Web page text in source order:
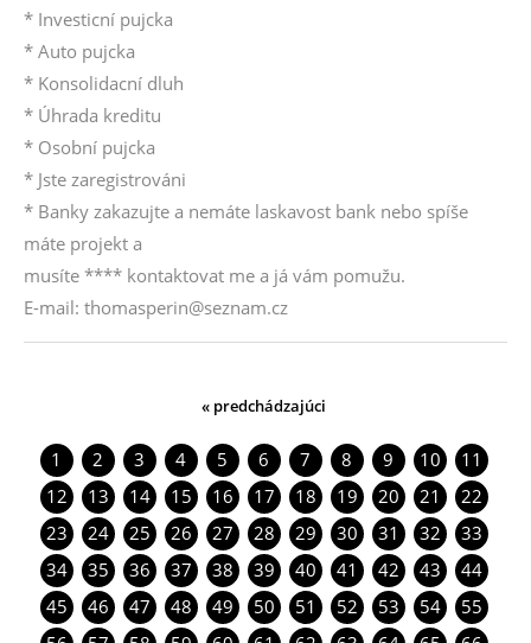
* Investicní pujcka
* Auto pujcka
* Konsolidacní dluh
* Úhrada kreditu
* Osobní pujcka
* Jste zaregistrováni
* Banky zakazujte a nemáte laskavost bank nebo spíše
máte projekt a
musíte **** kontaktovat me a já vám pomužu.
E-mail: thomasperin@seznam.cz
« predchádzajúci
1 2 3 4 5 6 7 8 9 10
11
12
13 14 15 16 17 18 19 20 21
22
23
24 25 26 27 28 29 30 31 32
33
34
35 36 37 38 39 40 41 42 43
44
45
46 47 48 49 50 51 52 53 54
55